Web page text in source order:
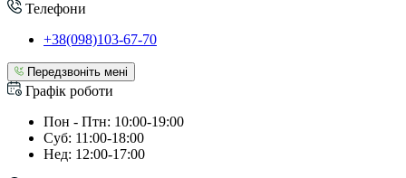
Телефони
+38(098)103-67-70
Передзвоніть мені
Графік роботи
Пон - Птн: 10:00-19:00
Суб: 11:00-18:00
Нед: 12:00-17:00